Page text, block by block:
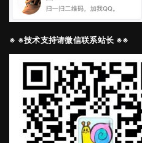
※ ※技术支持请微信联系站长 ※※